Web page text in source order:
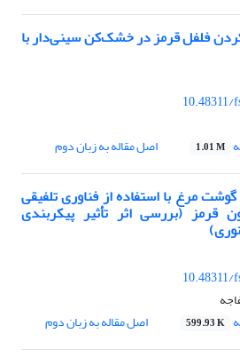
فلفل قرمز در خشک‌کن سینی‌دار با
10.48311/
1.01 M اصل مقاله به زبان دوم
مرغ با استفاده از فناوری تلفیقی
قرمز (بررسی اثر تأثیر پیکربندی
10.48311/
599.93 K اصل مقاله به زبان دوم